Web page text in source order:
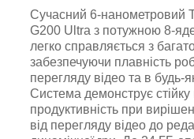
Сучасний 6-нанометровий
G200 Ultra з потужною 8-
легко справляється з
забезпечуючи плавність
перегляду відео та в будь-
Система демонструє стійку
продуктивність при
від перегляду відео до